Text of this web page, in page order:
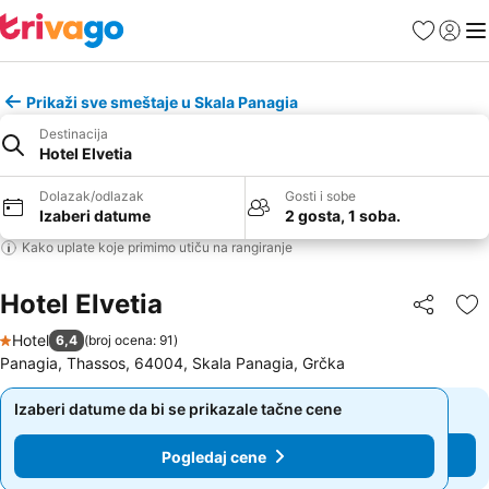
FavoritiPrijavi
Prikaži sve smeštaje u Skala Panagia
Destinacija
Hotel Elvetia
Dolazak/odlazak
Izaberi datume
Gosti i sobe
2 gosta, 1 soba.
Kako uplate koje primimo utiču na rangiranje
Hotel Elvetia Deli
1 Zvezdice
Hotel 6,4 (broj ocena: 91)
Panagia, Thassos, 64004, Skala Panagia, Grčka
Izaberi datume da bi se prikazale tačne cene
Pogledaj cene
Izaberi datume da bi se prikazale tačne cene
Pogledaj cene